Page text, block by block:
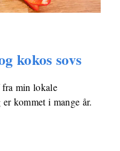
kokos sovs
min lokale
kommet i mange år.